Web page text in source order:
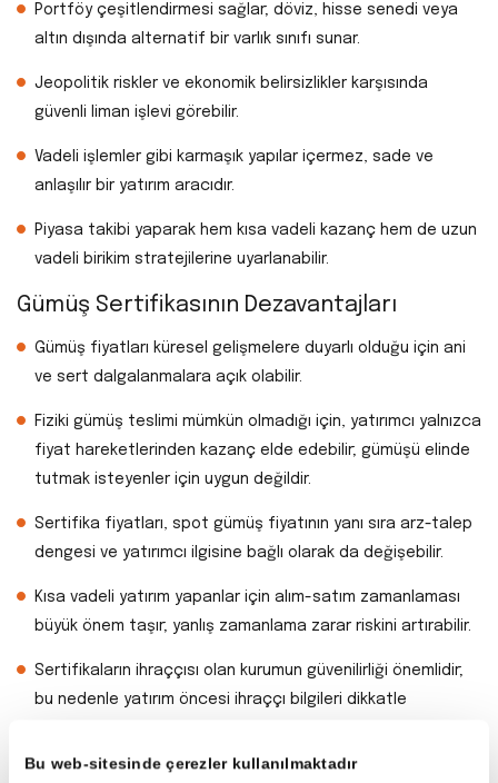
Bu web-sitesinde çerezler kullanılmaktadır
Portföy çeşitlendirmesi sağlar; döviz, hisse senedi veya
altın dışında alternatif bir varlık sınıfı sunar.
Jeopolitik riskler ve ekonomik belirsizlikler karşısında
güvenli liman işlevi görebilir.
Vadeli işlemler gibi karmaşık yapılar içermez, sade ve
anlaşılır bir yatırım aracıdır.
Piyasa takibi yaparak hem kısa vadeli kazanç hem de uzun
vadeli birikim stratejilerine uyarlanabilir.
Gümüş Sertifikasının Dezavantajları
Gümüş fiyatları küresel gelişmelere duyarlı olduğu için ani
ve sert dalgalanmalara açık olabilir.
Fiziki gümüş teslimi mümkün olmadığı için, yatırımcı yalnızca
fiyat hareketlerinden kazanç elde edebilir; gümüşü elinde
tutmak isteyenler için uygun değildir.
Sertifika fiyatları, spot gümüş fiyatının yanı sıra arz-talep
dengesi ve yatırımcı ilgisine bağlı olarak da değişebilir.
Kısa vadeli yatırım yapanlar için alım-satım zamanlaması
büyük önem taşır; yanlış zamanlama zarar riskini artırabilir.
Sertifikaların ihraççısı olan kurumun güvenilirliği önemlidir;
bu nedenle yatırım öncesi ihraççı bilgileri dikkatle
Uzun vadede fiziki varlık gibi değer koruma özelliği sınırlı